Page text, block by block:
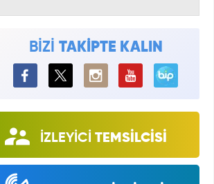
BİZİ TAKİPTE KALIN
BiP
İZLEYİCİ TEMSİLCİSİ